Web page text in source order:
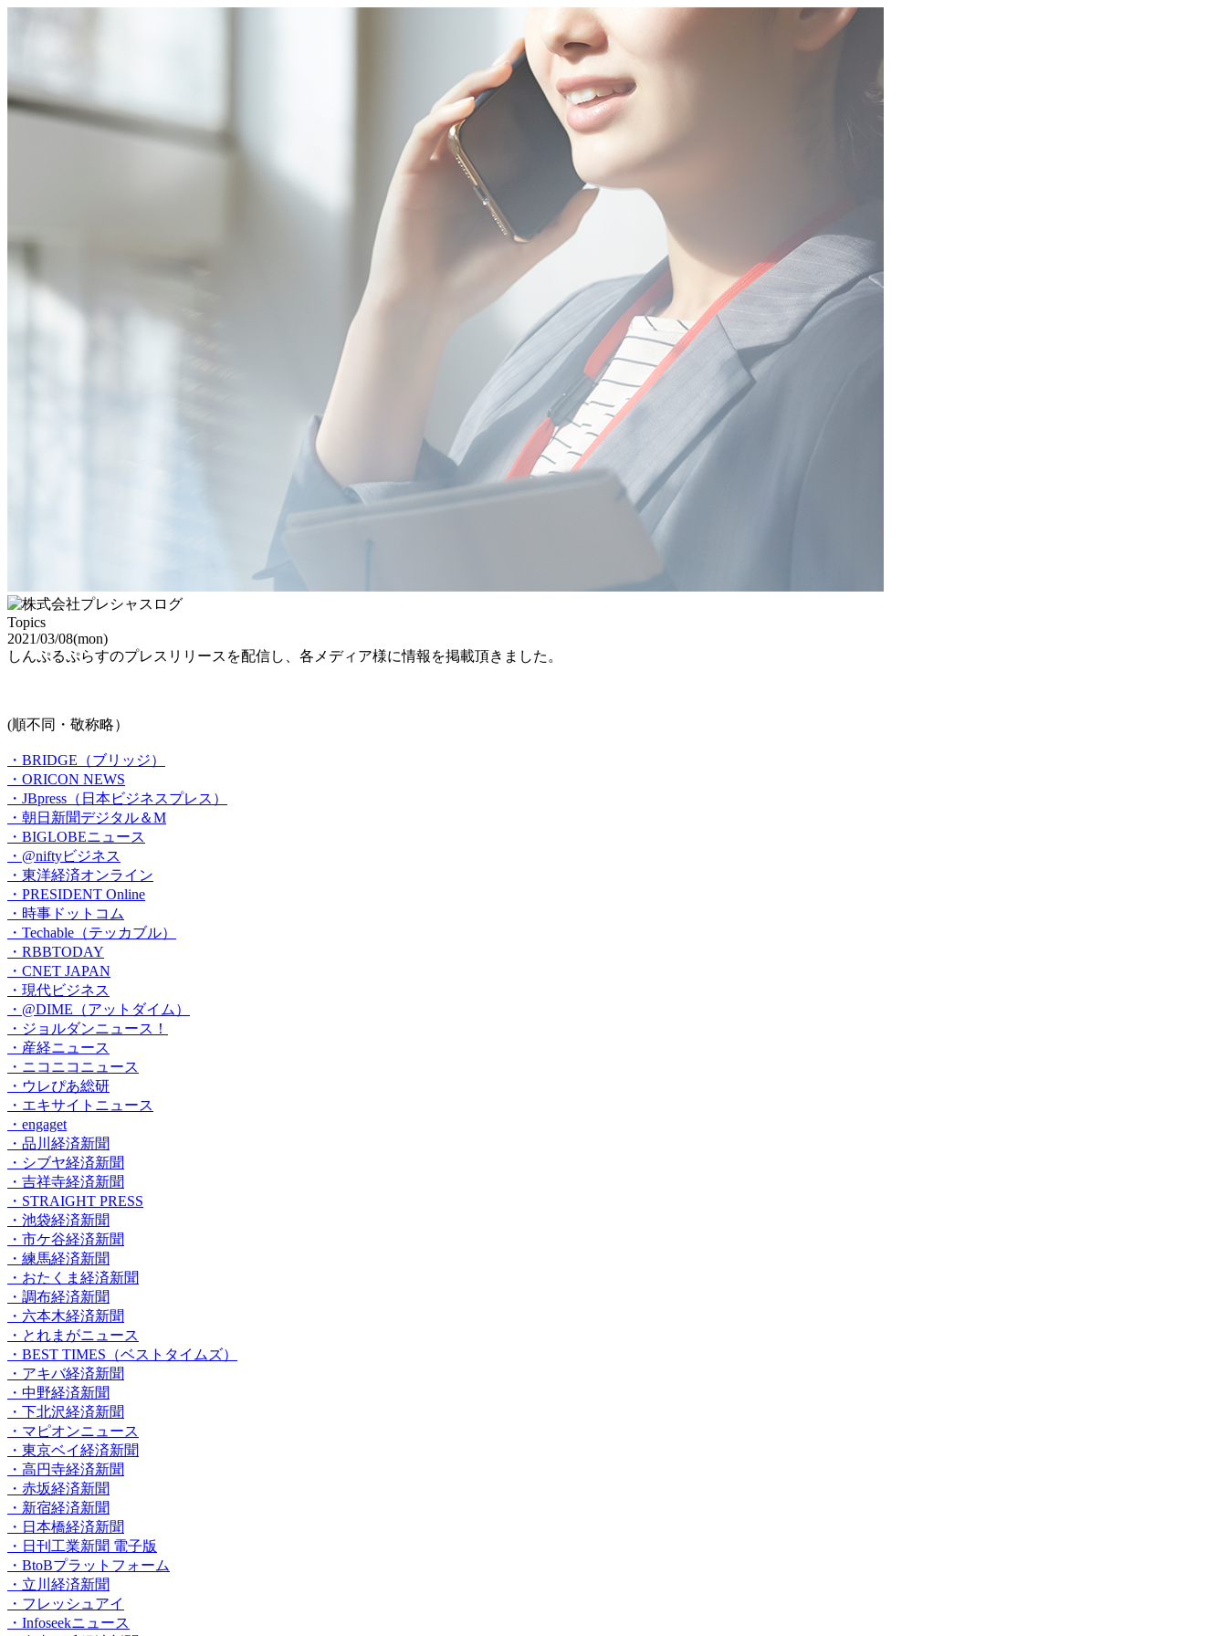
Topics
2021/03/08(mon)
しんぷるぷらすのプレスリリースを配信し、各メディア様に情報を掲載頂きました。
(順不同・敬称略）
・BRIDGE（ブリッジ）
・ORICON NEWS
・JBpress（日本ビジネスプレス）
・朝日新聞デジタル＆M
・BIGLOBEニュース
・@niftyビジネス
・東洋経済オンライン
・PRESIDENT Online
・時事ドットコム
・Techable（テッカブル）
・RBBTODAY
・CNET JAPAN
・現代ビジネス
・@DIME（アットダイム）
・ジョルダンニュース！
・産経ニュース
・ニコニコニュース
・ウレぴあ総研
・エキサイトニュース
・engaget
・品川経済新聞
・シブヤ経済新聞
・吉祥寺経済新聞
・STRAIGHT PRESS
・池袋経済新聞
・市ケ谷経済新聞
・練馬経済新聞
・おたくま経済新聞
・調布経済新聞
・六本木経済新聞
・とれまがニュース
・BEST TIMES（ベストタイムズ）
・アキバ経済新聞
・中野経済新聞
・下北沢経済新聞
・マピオンニュース
・東京ベイ経済新聞
・高円寺経済新聞
・赤坂経済新聞
・新宿経済新聞
・日本橋経済新聞
・日刊工業新聞 電子版
・BtoBプラットフォーム
・立川経済新聞
・フレッシュアイ
・Infoseekニュース